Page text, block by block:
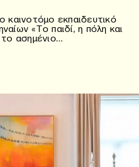
καινοτόμο εκπαιδευτικό
«Το παιδί, η πόλη και
ασημένιο…